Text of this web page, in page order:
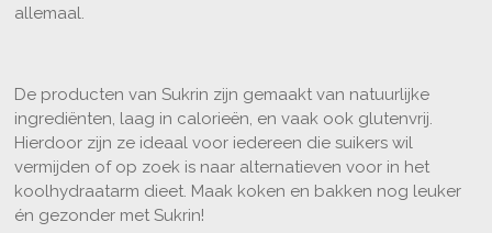
allemaal.
De producten van Sukrin zijn gemaakt van natuurlijke
ingrediënten, laag in calorieën, en vaak ook glutenvrij.
Hierdoor zijn ze ideaal voor iedereen die suikers wil
vermijden of op zoek is naar alternatieven voor in het
koolhydraatarm dieet. Maak koken en bakken nog leuker
én gezonder met Sukrin!